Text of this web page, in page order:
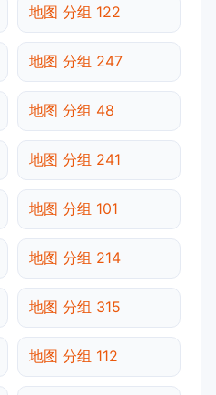
地图 分组 122
地图 分组 247
地图 分组 48
地图 分组 241
地图 分组 101
地图 分组 214
地图 分组 315
地图 分组 112